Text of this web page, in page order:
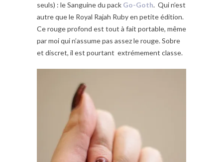
seuls) : le Sanguine du pack Go-Goth. Qui n’est
autre que le Royal Rajah Ruby en petite édition.
Ce rouge profond est tout à fait portable, même
par moi qui n’assume pas assez le rouge. Sobre
et discret, il est pourtant extrémement classe.